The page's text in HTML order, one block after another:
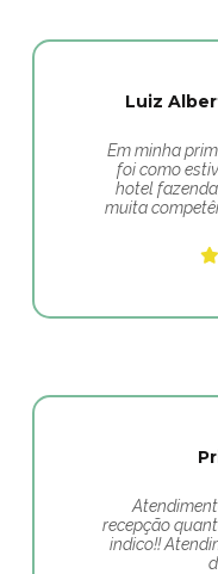
Luiz
Em minha
foi como
hotel
muita
recepção
indico!!